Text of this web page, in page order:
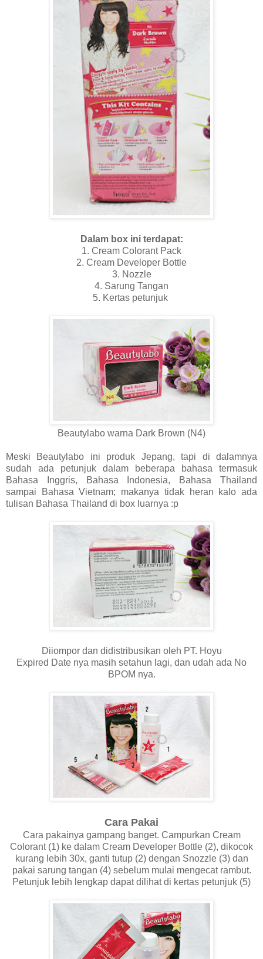
Dalam box ini terdapat:
1. Cream Colorant Pack
2. Cream Developer Bottle
3. Nozzle
4. Sarung Tangan
5. Kertas petunjuk
Beautylabo warna Dark Brown (N4)
Meski Beautylabo ini produk Jepang, tapi di dalamnya
sudah ada petunjuk dalam beberapa bahasa termasuk
Bahasa Inggris, Bahasa Indonesia, Bahasa Thailand
sampai Bahasa Vietnam; makanya tidak heran kalo ada
tulisan Bahasa Thailand di box luarnya :p
Diiompor dan didistribusikan oleh PT. Hoyu
Expired Date nya masih setahun lagi, dan udah ada No
BPOM nya.
Cara Pakai
Cara pakainya gampang banget. Campurkan Cream
Colorant (1) ke dalam Cream Developer Bottle (2), dikocok
kurang lebih 30x, ganti tutup (2) dengan Snozzle (3) dan
pakai sarung tangan (4) sebelum mulai mengecat rambut.
Petunjuk lebih lengkap dapat dilihat di kertas petunjuk (5)